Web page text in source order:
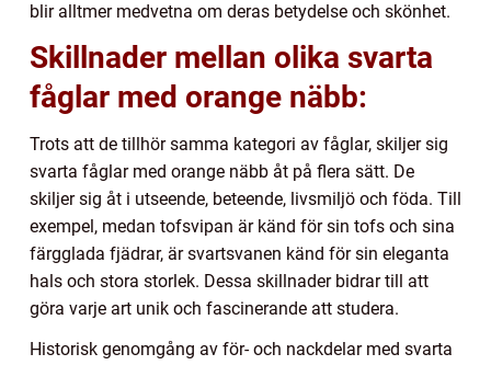
blir alltmer medvetna om deras betydelse och skönhet.
Skillnader mellan olika svarta
fåglar med orange näbb:
Trots att de tillhör samma kategori av fåglar, skiljer sig
svarta fåglar med orange näbb åt på flera sätt. De
skiljer sig åt i utseende, beteende, livsmiljö och föda. Till
exempel, medan tofsvipan är känd för sin tofs och sina
färgglada fjädrar, är svartsvanen känd för sin eleganta
hals och stora storlek. Dessa skillnader bidrar till att
göra varje art unik och fascinerande att studera.
Historisk genomgång av för- och nackdelar med svarta